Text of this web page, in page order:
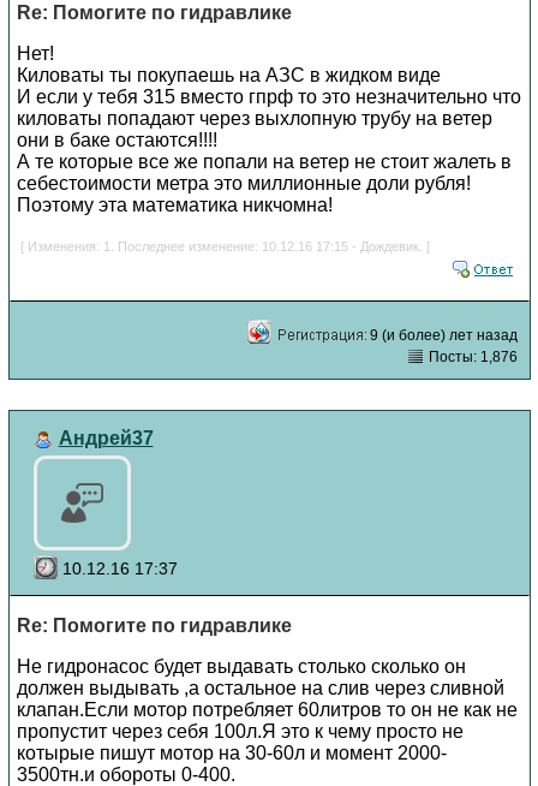
Re: Помогите по гидравлике
Нет!
Киловаты ты покупаешь на АЗС в жидком виде
И если у тебя 315 вместо гпрф то это незначительно что
киловаты попадают через выхлопную трубу на ветер
они в баке остаются!!!!
А те которые все же попали на ветер не стоит жалеть в
себестоимости метра это миллионные доли рубля!
Поэтому эта математика никчомна!
[ Изменения: 1. Последнее изменение: 10.12.16 17:15 - Дождевик. ]
9 (и более) лет назад
Посты: 1,876
Андрей37
10.12.16 17:37
Re: Помогите по гидравлике
Не гидронасос будет выдавать столько сколько он
должен выдывать ,а остальное на слив через сливной
клапан.Если мотор потребляет 60литров то он не как не
пропустит через себя 100л.Я это к чему просто не
котырые пишут мотор на 30-60л и момент 2000-
3500тн.и обороты 0-400.